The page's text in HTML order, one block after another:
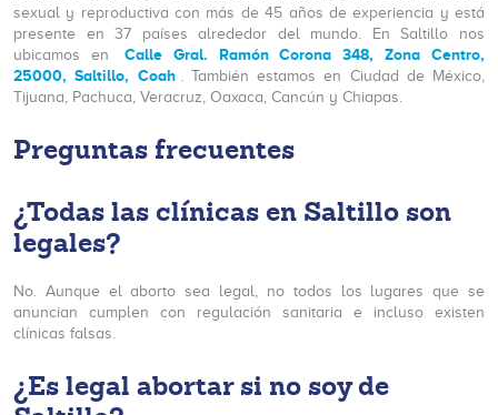
sexual y reproductiva con más de 45 años de experiencia y está
presente en 37 países alrededor del mundo. En Saltillo nos
ubicamos en
Calle Gral. Ramón Corona 348, Zona Centro,
25000, Saltillo, Coah . También estamos en Ciudad de México,
Tijuana, Pachuca, Veracruz, Oaxaca, Cancún y Chiapas.
Preguntas frecuentes
¿Todas las clínicas en Saltillo son
legales?
No. Aunque el aborto sea legal, no todos los lugares que se
anuncian cumplen con regulación sanitaria e incluso existen
clínicas falsas.
¿Es legal abortar si no soy de